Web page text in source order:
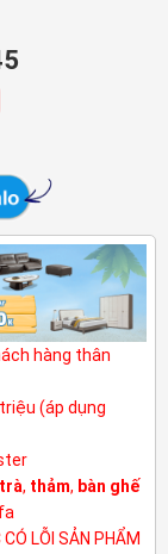
hàng thân
(áp dụng
, thảm, bàn ghế
LỖI SẢN PHẨM